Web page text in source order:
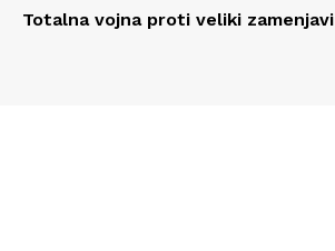
Totalna vojna proti veliki zamenjavi